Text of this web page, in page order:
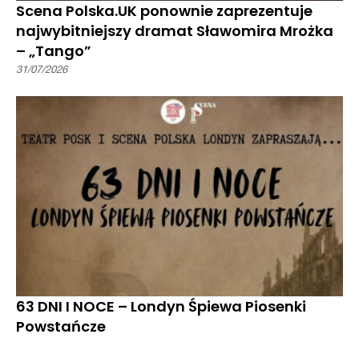
Scena Polska.UK ponownie zaprezentuje
najwybitniejszy dramat Sławomira Mrożka
– „Tango”
31/07/2026
63 DNI I NOCE – Londyn Śpiewa Piosenki
Powstańcze